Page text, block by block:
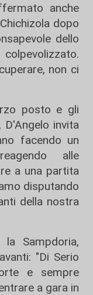
anche
dopo
dello
non ci
posto e gli
invita
facendo un
alle
a una partita
disputando
della nostra
Sampdoria,
"Di Serio
e sempre
a gara in